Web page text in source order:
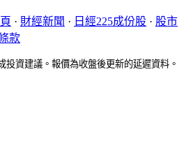
· 財經新聞 · 日經225成份股 · 股市
款
投資建議。報價為收盤後更新的延遲資料。